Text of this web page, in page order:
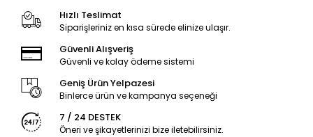
Hızlı Teslimat
Siparişleriniz en kısa sürede elinize ulaşır.
Güvenli Alışveriş
Güvenli ve kolay ödeme sistemi
Geniş Ürün Yelpazesi
Binlerce ürün ve kampanya seçeneği
7 / 24 DESTEK
Öneri ve şikayetlerinizi bize iletebilirsiniz.